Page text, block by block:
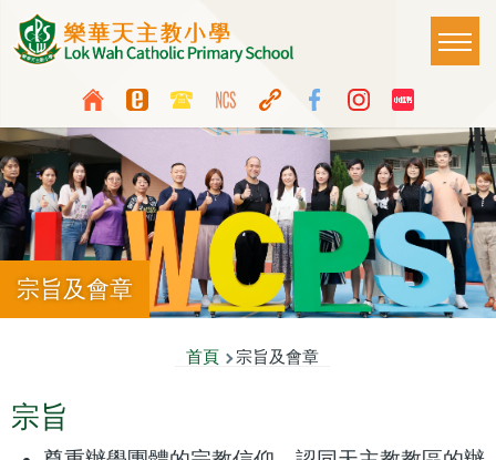
移至主內容
Top
Media
Icon
Button
Language
switcher
Main
宗旨及會章
航
連
首頁 宗旨及會章
宗旨